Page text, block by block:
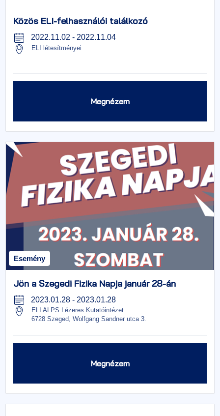
Közös ELI-felhasználói találkozó
2022.11.02 - 2022.11.04
ELI létesítményei
Megnézem
Esemény
Jön a Szegedi Fizika Napja január 28-án
2023.01.28 - 2023.01.28
ELI ALPS Lézeres Kutatóintézet
6728 Szeged, Wolfgang Sandner utca 3.
Megnézem